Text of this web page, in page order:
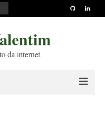
da internet